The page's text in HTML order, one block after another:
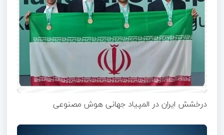
درخشش ایران در المپیاد جهانی هوش مصنوعی